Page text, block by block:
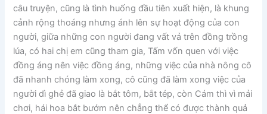
câu truyện, cũng là tình huống đầu tiên xuất hiện, là khung
cảnh rộng thoáng nhưng ánh lên sự hoạt động của con
người, giữa những con người đang vất vả trên đồng trồng
lúa, có hai chị em cũng tham gia, Tấm vốn quen với việc
đồng áng nên việc đồng áng, những việc của nhà nông cô
đã nhanh chóng làm xong, cô cũng đã làm xong việc của
người dì ghẻ đã giao là bắt tôm, bắt tép, còn Cám thì vì mải
chơi, hái hoa bắt bướm nên chẳng thể có được thành quả